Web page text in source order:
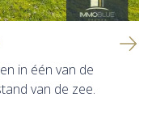
in één van de
van de zee.